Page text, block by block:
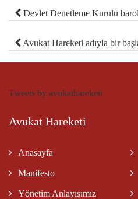
Devlet Denetleme Kurulu
Avukat Hareketi adıyla bir
Tweets by avukathareketi
Avukat Hareketi
Anasayfa
Manifesto
Yönetim Anlayışımız